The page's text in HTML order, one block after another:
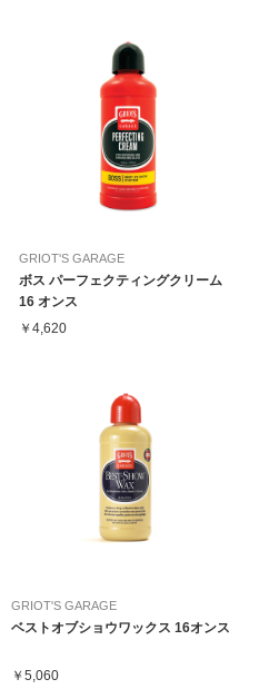
GRIOT'S GARAGE
ボス パーフェクティングクリーム
16 オンス
￥4,620
GRIOT'S GARAGE
ベストオブショウワックス 16オンス
￥5,060